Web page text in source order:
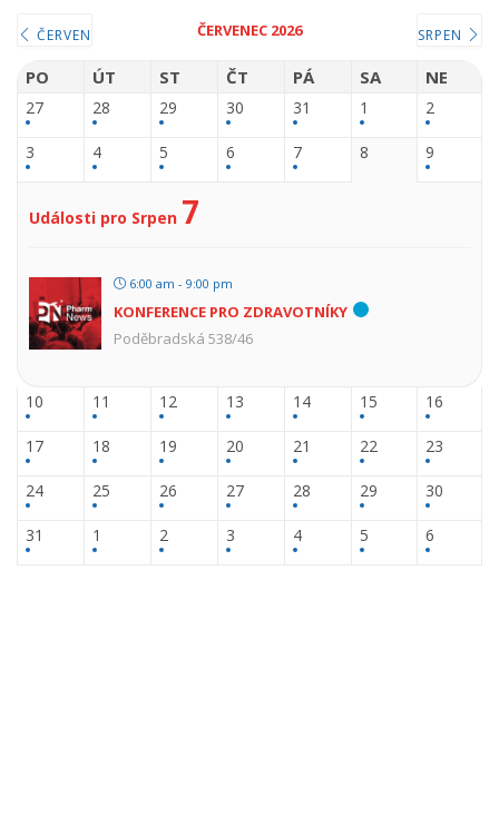
ČERVEN ČERVENEC 2026 SRPEN
PO ÚT ST ČT PÁ SA NE
27 28 29 30 31 1 2
3 4 5 6 7 8 9
Události pro Srpen 7
6:00 am - 9:00 pm
KONFERENCE PRO ZDRAVOTNÍKY
Poděbradská 538/46
10 11 12 13 14 15 16
17 18 19 20 21 22 23
24 25 26 27 28 29 30
31 1 2 3 4 5 6